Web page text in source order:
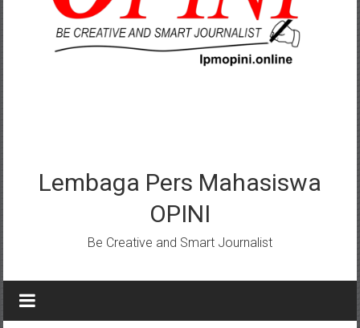
Lembaga Pers Mahasiswa
OPINI
Be Creative and Smart Journalist